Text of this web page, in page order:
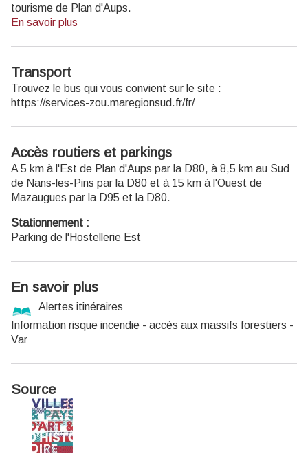
tourisme de Plan d'Aups.
En savoir plus
Transport
Trouvez le bus qui vous convient sur le site :
https://services-zou.maregionsud.fr/fr/
Accès routiers et parkings
A 5 km à l'Est de Plan d'Aups par la D80, à 8,5 km au Sud
de Nans-les-Pins par la D80 et à 15 km à l'Ouest de
Mazaugues par la D95 et la D80.
Stationnement :
Parking de l'Hostellerie Est
En savoir plus
Alertes itinéraires
Information risque incendie - accès aux massifs forestiers -
Var
Source